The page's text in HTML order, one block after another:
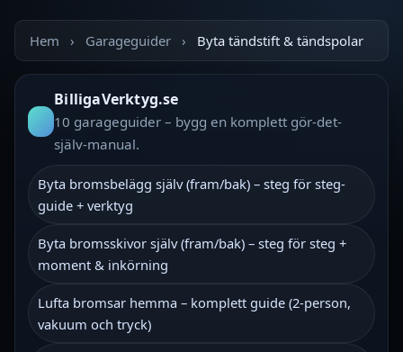
Hem › Garageguider › Byta tändstift & tändspolar
BilligaVerktyg.se
10 garageguider – bygg en komplett gör-det-
själv‑manual.
Byta bromsbelägg själv (fram/bak) – steg för steg-
guide + verktyg
Byta bromsskivor själv (fram/bak) – steg för steg +
moment & inkörning
Lufta bromsar hemma – komplett guide (2‑person,
vakuum och tryck)